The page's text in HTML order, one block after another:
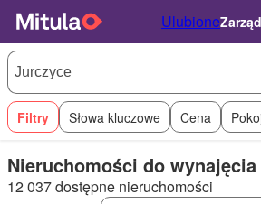
Ulubione
Filtry Słowa kluczowe Cena
Nieruchomości do
12 037 dostępne nieruchomości